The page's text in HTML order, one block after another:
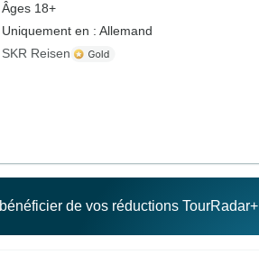
Âges 18+
Uniquement en : Allemand
SKR Reisen
de vos réductions TourRadar+